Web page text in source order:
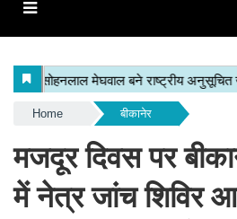
Home बीकानेर
मजदूर दिवस पर
में नेत्र जांच शिविर